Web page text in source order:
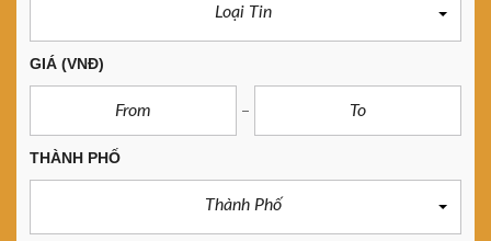
Loại Tin
GIÁ (VNĐ)
THÀNH PHỐ
Thành Phố